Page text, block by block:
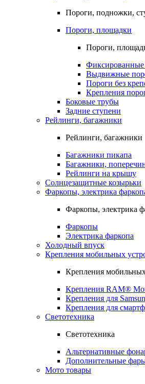
Пороги, подножки,
Пороги, площадки
Пороги,
Фиксированные
Выдвижные
Пороги без
Крепления
Боковые трубы
Задние ступени
Рейлинги, багажники
Рейлинги, багажники
Багажники пикапа
Багажники,
Рейлинги на крышу
Солнцезащитные козырьки
Фаркопы, электрика
Фаркопы, электрика
Фаркопы
Электрика фаркопа
Холодный впуск
Крепления мобильных
Крепления
Крепления RAM®
Крепления для
Крепления для
Светотехника
Светотехника
Альтернативные
Дополнительные
Мото товары